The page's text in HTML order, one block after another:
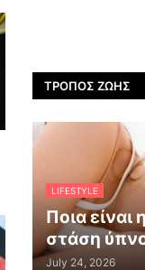
ΤΡΌΠΟΣ ΖΩΉΣ
LIFESTYLE
Ποια είναι
στάση
July 24, 2026